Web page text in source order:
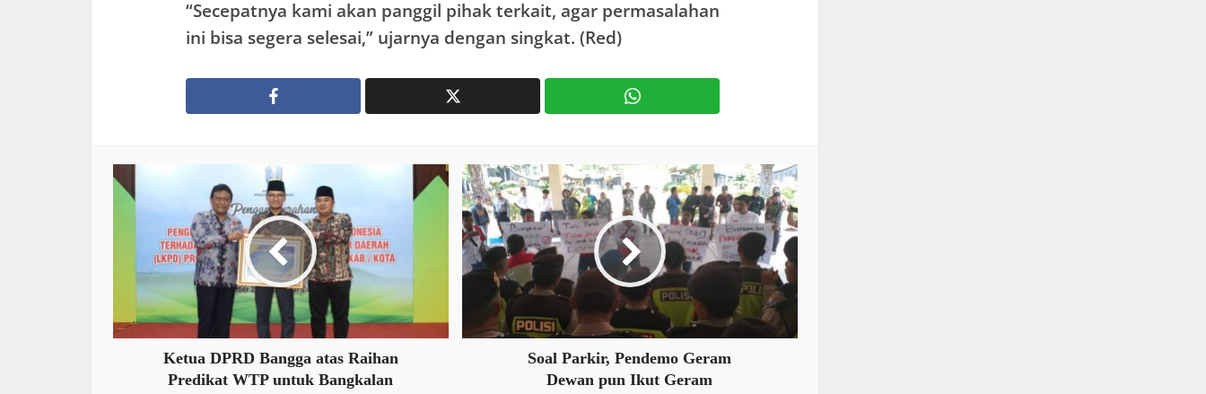
“Secepatnya kami akan panggil pihak terkait, agar permasalahan
ini bisa segera selesai,” ujarnya dengan singkat. (Red)
Ketua DPRD Bangga atas Raihan
Predikat WTP untuk Bangkalan
Soal Parkir, Pendemo Geram
Dewan pun Ikut Geram